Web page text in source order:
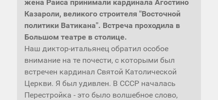
жена Раиса принимали кардинала Агостино
Казароли, великого строителя "Восточной
политики Ватикана". Встреча проходила в
Большом театре в столице.
Наш диктор-итальянец обратил особое
внимание на те почести, с которыми был
встречен кардинал Святой Католической
Церкви. Я был удивлен. В СССР началась
Перестройка - это было волшебное слово,